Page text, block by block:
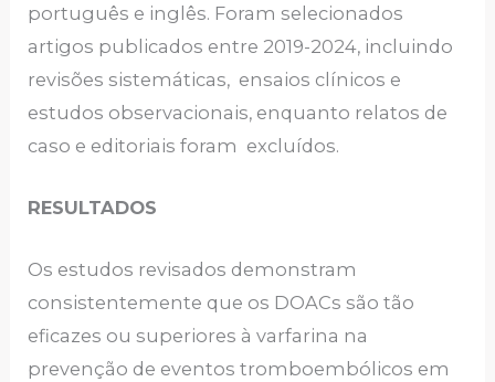
português e inglês. Foram selecionados
artigos publicados entre 2019-2024, incluindo
revisões sistemáticas, ensaios clínicos e
estudos observacionais, enquanto relatos de
caso e editoriais foram excluídos.
RESULTADOS
Os estudos revisados demonstram
consistentemente que os DOACs são tão
eficazes ou superiores à varfarina na
prevenção de eventos tromboembólicos em